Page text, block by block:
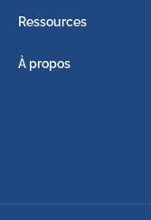
Ressources
À propos